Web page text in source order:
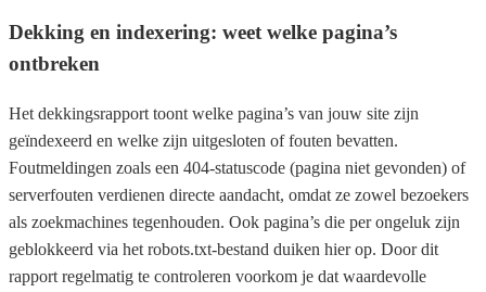
Dekking en indexering: weet welke pagina’s
ontbreken
Het dekkingsrapport toont welke pagina’s van jouw site zijn
geïndexeerd en welke zijn uitgesloten of fouten bevatten.
Foutmeldingen zoals een 404-statuscode (pagina niet gevonden) of
serverfouten verdienen directe aandacht, omdat ze zowel bezoekers
als zoekmachines tegenhouden. Ook pagina’s die per ongeluk zijn
geblokkeerd via het robots.txt-bestand duiken hier op. Door dit
rapport regelmatig te controleren voorkom je dat waardevolle